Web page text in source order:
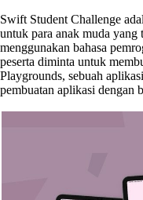
Swift Student Challenge
untuk para anak muda yang
menggunakan bahasa
peserta diminta untuk
Playgrounds, sebuah
pembuatan aplikasi dengan